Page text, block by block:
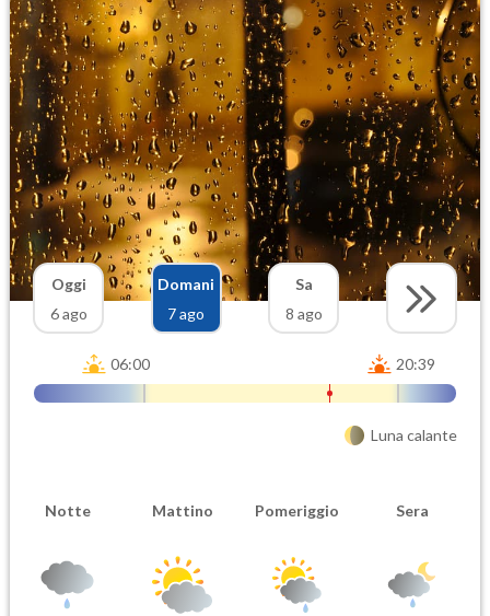
Oggi
6 ago
Domani
7 ago
Sa
8 ago
06:00 20:39
Luna calante
Notte Mattino Pomeriggio Sera